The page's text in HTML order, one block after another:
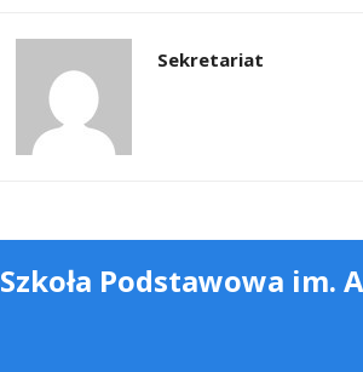
Sekretariat
Szkoła Podstawowa im.